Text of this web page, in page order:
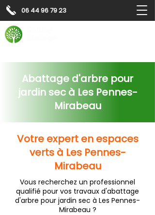
06 44 96 79 23
Abattage d'arbre pour
jardin sec à Les Pennes-
Mirabeau
Votre expert en espaces
verts à Les Pennes-
Mirabeau
Vous recherchez un professionnel
qualifié pour vos travaux d'abattage
d'arbre pour jardin sec à Les Pennes-
Mirabeau ?